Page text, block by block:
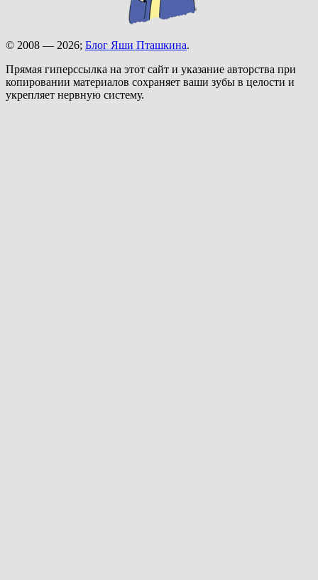
© 2008 — 2026; Блог Яши Пташкина.
Прямая гиперссылка на этот сайт и указание авторства при
копировании материалов сохраняет ваши зубы в целости и
укрепляет нервную систему.